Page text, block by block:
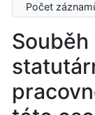
Počet